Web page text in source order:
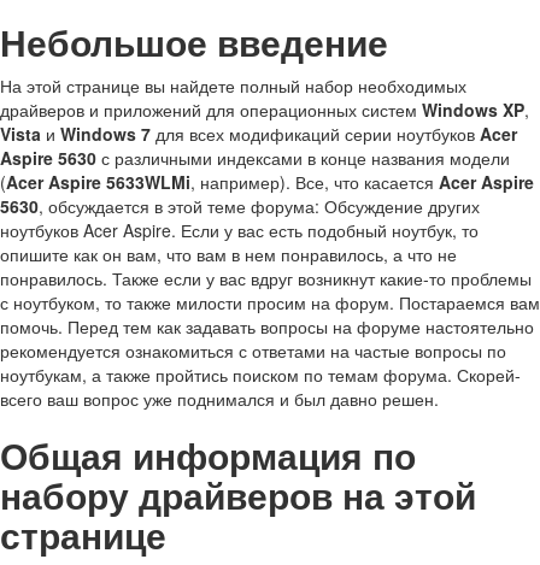
Небольшое введение
На этой странице вы найдете полный набор необходимых
драйверов и приложений для операционных систем Windows XP,
Vista и Windows 7 для всех модификаций серии ноутбуков Acer
Aspire 5630 с различными индексами в конце названия модели
(Acer Aspire 5633WLMi, например). Все, что касается Acer Aspire
5630, обсуждается в этой теме форума: Обсуждение других
ноутбуков Acer Aspire. Если у вас есть подобный ноутбук, то
опишите как он вам, что вам в нем понравилось, а что не
понравилось. Также если у вас вдруг возникнут какие-то проблемы
с ноутбуком, то также милости просим на форум. Постараемся вам
помочь. Перед тем как задавать вопросы на форуме настоятельно
рекомендуется ознакомиться с ответами на частые вопросы по
ноутбукам, а также пройтись поиском по темам форума. Скорей-
всего ваш вопрос уже поднимался и был давно решен.
Общая информация по
набору драйверов на этой
странице